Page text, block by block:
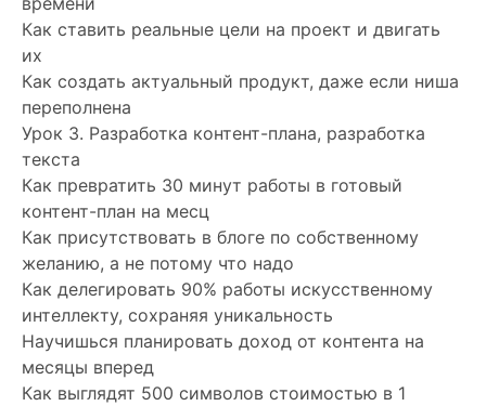
Как ставить реальные цели на проект и двигать
их
Как создать актуальный продукт, даже если ниша
переполнена
Урок 3. Разработка контент-плана, разработка
текста
Как превратить 30 минут работы в готовый
контент-план на месц
Как присутствовать в блоге по собственному
желанию, а не потому что надо
Как делегировать 90% работы искусственному
интеллекту, сохраняя уникальность
Научишься планировать доход от контента на
месяцы вперед
Как выглядят 500 символов стоимостью в 1